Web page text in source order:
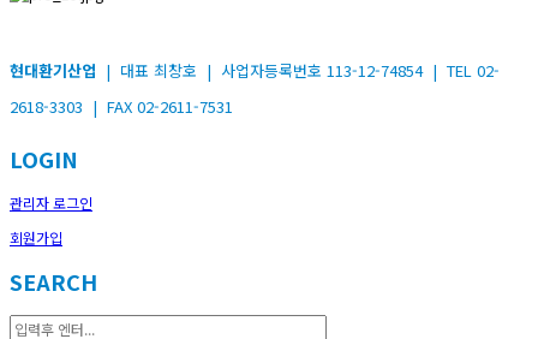
현대환기산업 | 대표 최창호 | 사업자등록번호 113-12-74854 | TEL 02-
2618-3303 | FAX 02-2611-7531
LOGIN
관리자 로그인
회원가입
SEARCH